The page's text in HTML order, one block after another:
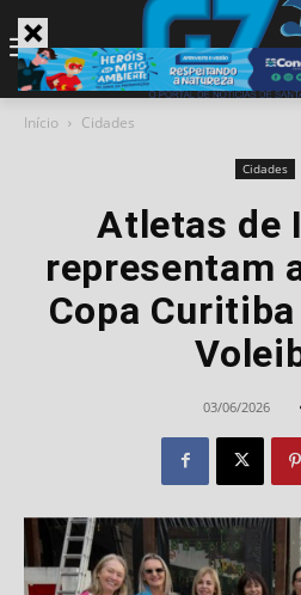
Início Cidades
Cidades
Atletas de
representam
Copa
03/06/2026